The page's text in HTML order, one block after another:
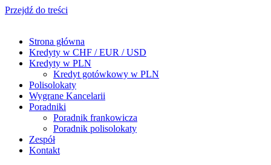
Przejdź do treści
Strona główna
Kredyty w CHF / EUR / USD
Kredyty w PLN
Kredyt gotówkowy w PLN
Polisolokaty
Wygrane Kancelarii
Poradniki
Poradnik frankowicza
Poradnik polisolokaty
Zespół
Kontakt